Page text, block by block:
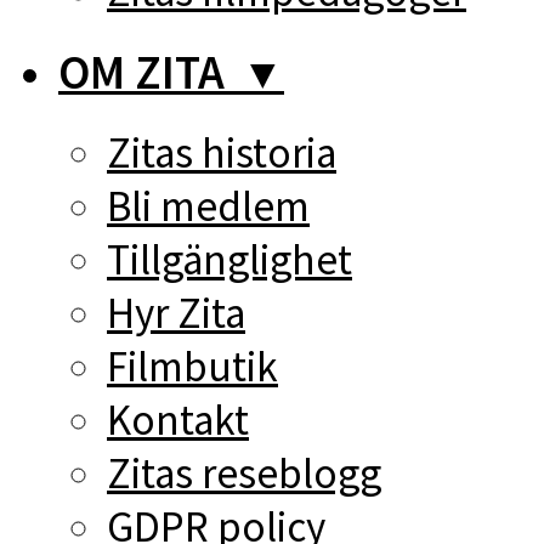
OM ZITA ▼
Zitas historia
Bli medlem
Tillgänglighet
Hyr Zita
Filmbutik
Kontakt
Zitas reseblogg
GDPR policy